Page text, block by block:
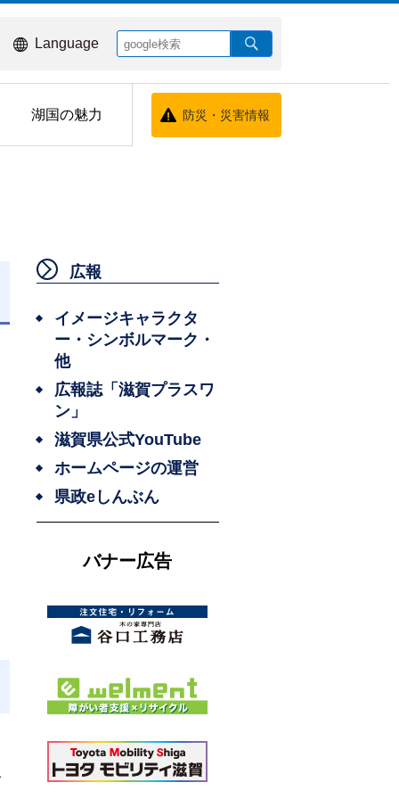
Language
湖国の魅力 防災・災害情報
広報
イメージキャラクタ
ー・シンボルマーク・
他
広報誌「滋賀プラスワ
ン」
滋賀県公式YouTube
ホームページの運営
県政eしんぶん
バナー広告